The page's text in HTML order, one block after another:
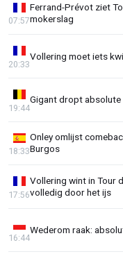
Ferrand-Prévot ziet
mokerslag
07:57
Vollering moet iets
20:33
Gigant dropt absolute
19:44
Onley omlijst
Burgos
18:33
Vollering wint in Tour
volledig door het ijs
17:56
Wederom raak:
16:44